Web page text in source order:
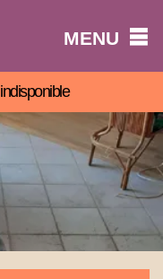
MENU
indisponible